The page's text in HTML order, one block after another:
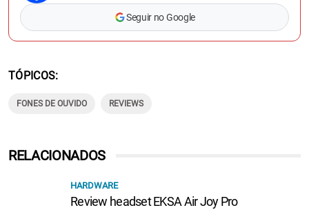
Seguir no Google
TÓPICOS
FONES DE OUVIDO REVIEWS
RELACIONADOS
HARDWARE
Review headset EKSA Air Joy Pro